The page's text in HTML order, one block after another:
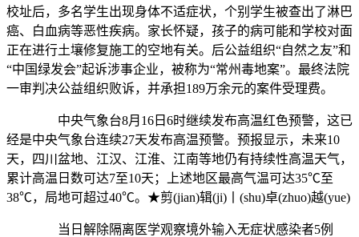
校址后，多名学生出现身体不适症状，个别学生被查出了淋巴
癌、白血病等恶性疾病。家长怀疑，孩子的病可能和学校对面
正在进行土壤修复施工的空地有关。后公益组织“自然之友”和
“中国绿发会”起诉涉事企业，被称为“常州毒地案”。最终法院
一审判决公益组织败诉，并承担189万余元的案件受理费。
中央气象台8月16日6时继续发布高温红色预警，这已
经是中央气象台连续27天发布高温预警。预报显示，未来10
天，四川盆地、江汉、江淮、江南等地仍有持续性高温天气，
累计高温日数可达7至10天；上述地区最高气温可达35℃至
38℃，局地可超过40℃。★剪(jian)辑(ji)丨(shu)卓(zhuo)越(yue)
当日解除隔离医学观察境外输入无症状感染者5例